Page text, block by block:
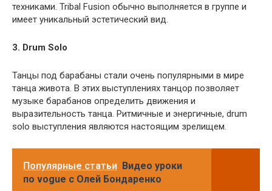
техниками. Tribal Fusion обычно выполняется в группе и
имеет уникальный эстетический вид.
3. Drum Solo
Танцы под барабаны стали очень популярными в мире
танца живота. В этих выступлениях танцор позволяет
музыке барабанов определить движения и
выразительность танца. Ритмичные и энергичные, drum
solo выступления являются настоящим зрелищем.
Популярные статьи Видео уроки
по vogue с Олей Бондаренко